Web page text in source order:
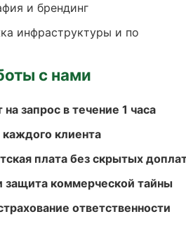
и брендинг
инфраструктуры и по
с нами
запрос в течение 1 часа
клиента
плата без скрытых
защита коммерческой тайны
ответственности